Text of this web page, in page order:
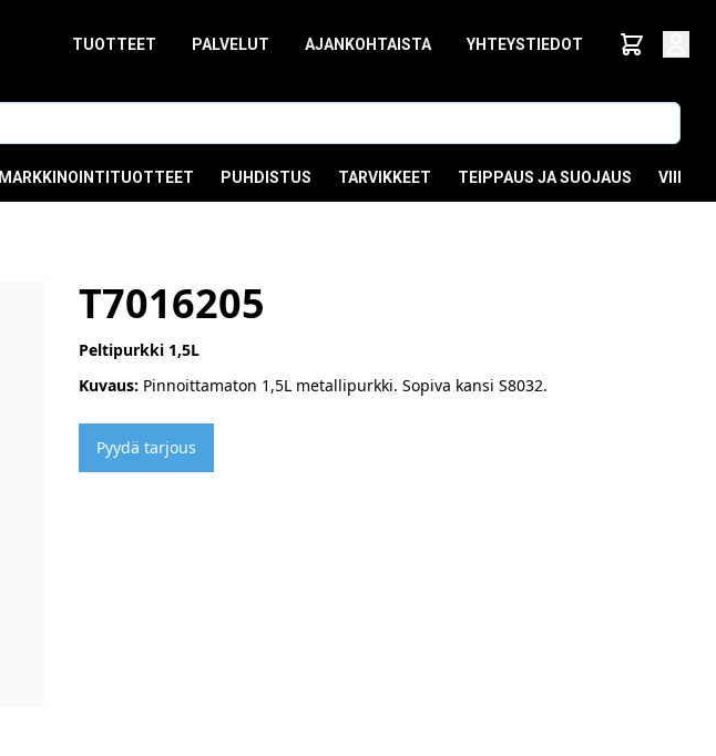
TUOTTEET PALVELUT AJANKOHTAISTA YHTEYSTIEDOT
MARKKINOINTITUOTTEET PUHDISTUS TARVIKKEET TEIPPAUS JA SUOJAUS
T7016205
Peltipurkki 1,5L
Kuvaus: Pinnoittamaton 1,5L metallipurkki. Sopiva kansi S8032.
Pyydä tarjous